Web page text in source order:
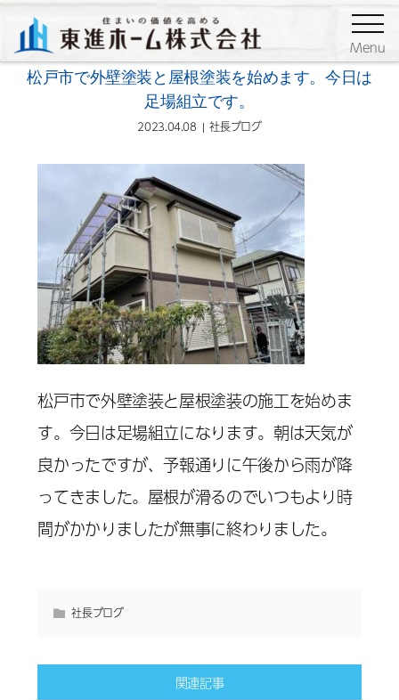
Menu
社長ブログ
松戸市で外壁塗装と屋根塗装を始めます。今日は
足場組立です。
2023.04.08 社長ブログ
松戸市で外壁塗装と屋根塗装の施工を始めま
す。今日は足場組立になります。朝は天気が
良かったですが、予報通りに午後から雨が降
ってきました。屋根が滑るのでいつもより時
間がかかりましたが無事に終わりました。
社長ブログ
関連記事